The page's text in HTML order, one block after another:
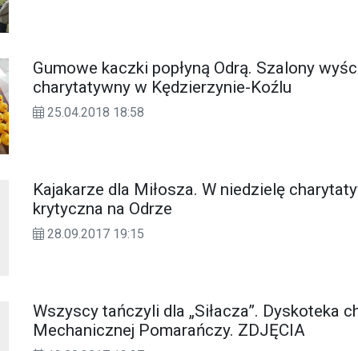
Gumowe kaczki popłyną Odrą. Szalony
charytatywny w Kędzierzynie-Koźlu
25.04.2018 18:58
Kajakarze dla Miłosza. W niedzielę charytatywna masa
krytyczna na Odrze
28.09.2017 19:15
Wszyscy tańczyli dla „Siłacza”. Dyskoteka
Mechanicznej Pomarańczy. ZDJĘCIA